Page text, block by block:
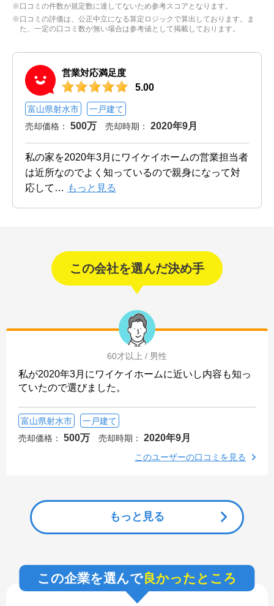
※口コミの件数が規定数に達してないため参考スコアとなります。
※口コミの評価は、公正中立になる算定ロジックで算出しております。ま
た、一定の口コミ数が無い場合は参考値として掲載しております。
営業対応満足度
5.00
富山県射水市
一戸建て
売却価格：
500万 売却時期： 2020年9月
私の家を2020年3月にワイケイホームの営業担当者
は近所なのでよく知っているので親身になって対
応して … もっと見る
この会社を選んだ決め手
60才以上 / 男性
私が2020年3月にワイケイホームに近いし内容も知っ
ていたので選びました。
富山県射水市
一戸建て
売却価格：
500万 売却時期： 2020年9月
このユーザーの口コミを見る
もっと見る
この企業を選んで良かったところ